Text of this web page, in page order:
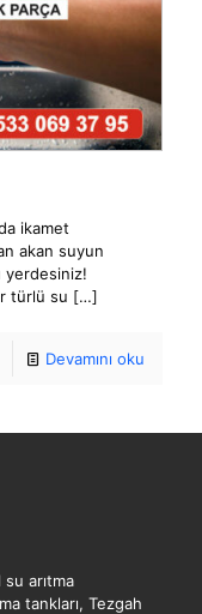
ikamet
akan suyun
yerdesiniz!
türlü su […]
Devamını oku
arıtma
tankları, Tezgah